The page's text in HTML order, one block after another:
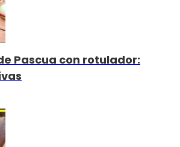
Pascua con rotulador: